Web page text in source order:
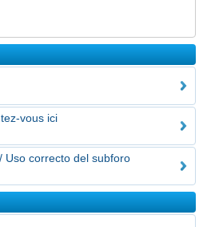
vous ici
Uso correcto del subforo